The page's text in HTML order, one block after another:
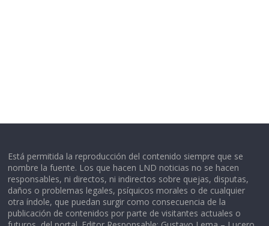
Está permitida la reproducción del contenido siempre que se
nombre la fuente. Los que hacen LND noticias no se hacen
responsables, ni directos, ni indirectos sobre quejas, disputas,
daños o problemas legales, psíquicos morales o de cualquier
otra índole, que puedan surgir como consecuencia de la
publicación de contenidos por parte de visitantes actuales o